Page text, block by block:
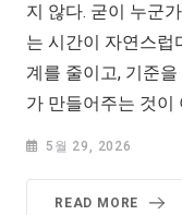
지 않다. 굳이 누군
는 시간이 자연스럽
계를 줄이고, 기준
가 만들어주는 것이
5월 29, 2026
READ MORE